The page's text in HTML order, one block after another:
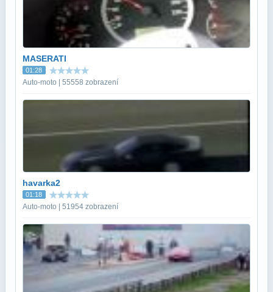
MASERATI
01:28
Auto-moto | 55558 zobrazení
havarka2
01:18
Auto-moto | 51954 zobrazení